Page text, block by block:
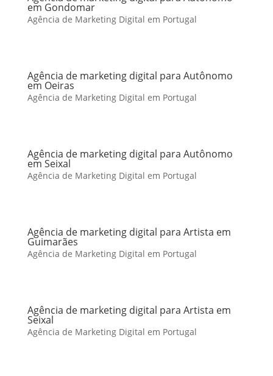
em Gondomar
Agência de Marketing Digital em Portugal
Agência de marketing digital para Autônomo
em Oeiras
Agência de Marketing Digital em Portugal
Agência de marketing digital para Autônomo
em Seixal
Agência de Marketing Digital em Portugal
Agência de marketing digital para Artista em
Guimarães
Agência de Marketing Digital em Portugal
Agência de marketing digital para Artista em
Seixal
Agência de Marketing Digital em Portugal